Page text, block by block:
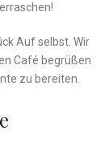
Auf selbst. Wir
Café begrüßen
zu bereiten.